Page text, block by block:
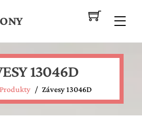
13046D
Produkty / Závesy 13046D